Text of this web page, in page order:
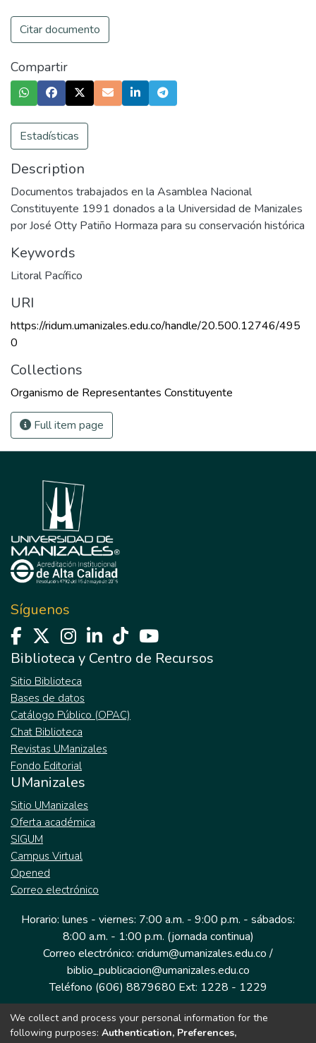
Citar documento
Compartir
Estadísticas
Description
Documentos trabajados en la Asamblea Nacional
Constituyente 1991 donados a la Universidad de Manizales
por José Otty Patiño Hormaza para su conservación histórica
Keywords
Litoral Pacífico
URI
https://ridum.umanizales.edu.co/handle/20.500.12746/495
0
Collections
Organismo de Representantes Constituyente
Full item page
Síguenos
Biblioteca y Centro de Recursos
Sitio Biblioteca
Bases de datos
Catálogo Público (OPAC)
Chat Biblioteca
Revistas UManizales
Fondo Editorial
UManizales
Sitio UManizales
Oferta académica
SIGUM
Campus Virtual
Opened
Correo electrónico
Horario: lunes - viernes: 7:00 a.m. - 9:00 p.m. - sábados:
8:00 a.m. - 1:00 p.m. (jornada continua)
Correo electrónico: cridum@umanizales.edu.co /
biblio_publicacion@umanizales.edu.co
Teléfono (606) 8879680 Ext: 1228 - 1229
Dirección: Cra 9 a # 19-03 Edificio histórico, piso 1
Manizales, Caldas
We collect and process your personal information for the
following purposes: Authentication, Preferences,